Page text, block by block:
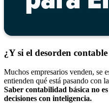
¿Y si el desorden
Muchos empresarios venden, se
entienden qué está pasando con
Saber contabilidad básica no
decisiones con inteligencia.